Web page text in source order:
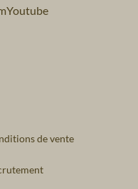
Youtube
de vente